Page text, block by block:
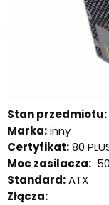
Stan przedmiotu:
Marka:inny
Certyfikat:80
Moc zasilacza:
Standard:ATX
Złącza: